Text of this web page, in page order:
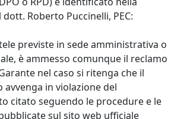
Roberto Puccinelli, PEC:
previste in sede amministrativa o
è ammesso comunque il reclamo
nel caso si ritenga che il
in violazione del
citato seguendo le procedure e le
sul sito web ufficiale